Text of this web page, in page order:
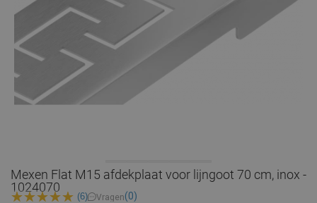
Mexen Flat M15 afdekplaat voor lijngoot 70 cm, inox -
1024070
(6) Vragen(0)